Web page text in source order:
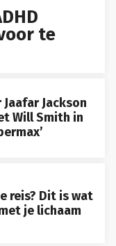
te
Jackson
Will Smith in
reis? Dit is wat
je lichaam